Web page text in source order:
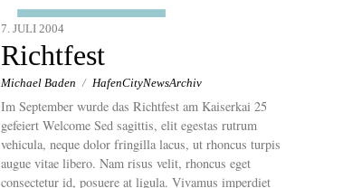
7. JULI 2004
Richtfest
Michael Baden / HafenCityNewsArchiv
Im September wurde das Richtfest am Kaiserkai 25
gefeiert Welcome Sed sagittis, elit egestas rutrum
vehicula, neque dolor fringilla lacus, ut rhoncus turpis
augue vitae libero. Nam risus velit, rhoncus eget
consectetur id, posuere at ligula. Vivamus imperdiet